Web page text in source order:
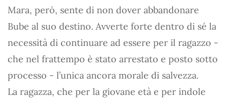
Mara, però, sente di non dover abbandonare
Bube al suo destino. Avverte forte dentro di sé la
necessità di continuare ad essere per il ragazzo -
che nel frattempo è stato arrestato e posto sotto
processo - l’unica ancora morale di salvezza.
La ragazza, che per la giovane età e per indole